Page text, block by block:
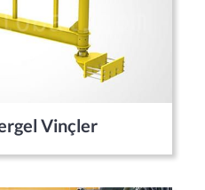
Vinçler